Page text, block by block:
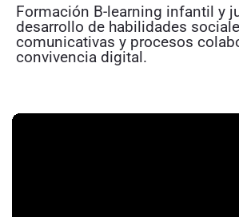
Formación B-learning infantil y
desarrollo de habilidades
comunicativas y procesos
convivencia digital.